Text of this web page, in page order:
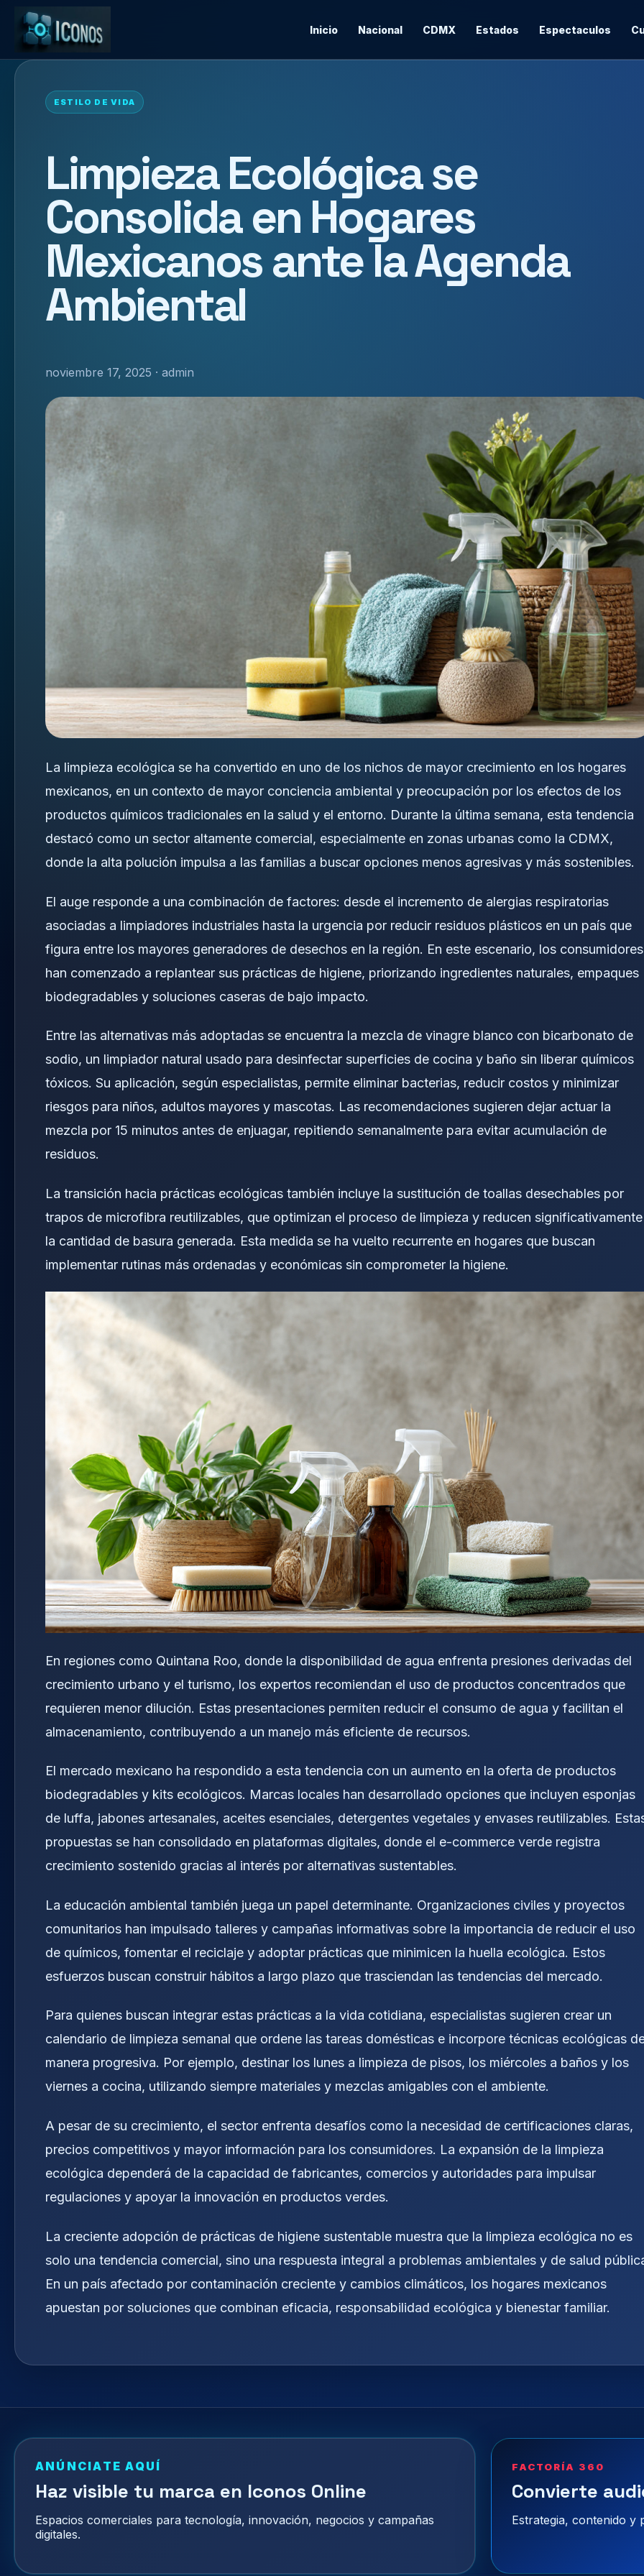
Inicio Nacional CDMX Estados Espectaculos
ESTILO DE VIDA
Limpieza Ecológica se
Consolida en Hogares
Mexicanos ante la Agenda
Ambiental
noviembre 17, 2025 · admin
La limpieza ecológica se ha convertido en uno de los nichos de mayor crecimiento en los hogares
mexicanos, en un contexto de mayor conciencia ambiental y preocupación por los efectos de los
productos químicos tradicionales en la salud y el entorno. Durante la última semana, esta tendencia
destacó como un sector altamente comercial, especialmente en zonas urbanas como la CDMX,
donde la alta polución impulsa a las familias a buscar opciones menos agresivas y más sostenibles.
El auge responde a una combinación de factores: desde el incremento de alergias respiratorias
asociadas a limpiadores industriales hasta la urgencia por reducir residuos plásticos en un país que
figura entre los mayores generadores de desechos en la región. En este escenario, los consumidores
han comenzado a replantear sus prácticas de higiene, priorizando ingredientes naturales, empaques
biodegradables y soluciones caseras de bajo impacto.
Entre las alternativas más adoptadas se encuentra la mezcla de vinagre blanco con bicarbonato de
sodio, un limpiador natural usado para desinfectar superficies de cocina y baño sin liberar químicos
tóxicos. Su aplicación, según especialistas, permite eliminar bacterias, reducir costos y minimizar
riesgos para niños, adultos mayores y mascotas. Las recomendaciones sugieren dejar actuar la
mezcla por 15 minutos antes de enjuagar, repitiendo semanalmente para evitar acumulación de
residuos.
La transición hacia prácticas ecológicas también incluye la sustitución de toallas desechables por
trapos de microfibra reutilizables, que optimizan el proceso de limpieza y reducen significativamente
la cantidad de basura generada. Esta medida se ha vuelto recurrente en hogares que buscan
implementar rutinas más ordenadas y económicas sin comprometer la higiene.
En regiones como Quintana Roo, donde la disponibilidad de agua enfrenta presiones derivadas del
crecimiento urbano y el turismo, los expertos recomiendan el uso de productos concentrados que
requieren menor dilución. Estas presentaciones permiten reducir el consumo de agua y facilitan el
almacenamiento, contribuyendo a un manejo más eficiente de recursos.
El mercado mexicano ha respondido a esta tendencia con un aumento en la oferta de productos
biodegradables y kits ecológicos. Marcas locales han desarrollado opciones que incluyen esponjas
de luffa, jabones artesanales, aceites esenciales, detergentes vegetales y envases reutilizables.
propuestas se han consolidado en plataformas digitales, donde el e-commerce verde registra
crecimiento sostenido gracias al interés por alternativas sustentables.
La educación ambiental también juega un papel determinante. Organizaciones civiles y proyectos
comunitarios han impulsado talleres y campañas informativas sobre la importancia de reducir el uso
de químicos, fomentar el reciclaje y adoptar prácticas que minimicen la huella ecológica. Estos
esfuerzos buscan construir hábitos a largo plazo que trasciendan las tendencias del mercado.
Para quienes buscan integrar estas prácticas a la vida cotidiana, especialistas sugieren crear un
calendario de limpieza semanal que ordene las tareas domésticas e incorpore técnicas ecológicas
manera progresiva. Por ejemplo, destinar los lunes a limpieza de pisos, los miércoles a baños y los
viernes a cocina, utilizando siempre materiales y mezclas amigables con el ambiente.
A pesar de su crecimiento, el sector enfrenta desafíos como la necesidad de certificaciones claras,
precios competitivos y mayor información para los consumidores. La expansión de la limpieza
ecológica dependerá de la capacidad de fabricantes, comercios y autoridades para impulsar
regulaciones y apoyar la innovación en productos verdes.
La creciente adopción de prácticas de higiene sustentable muestra que la limpieza ecológica no es
solo una tendencia comercial, sino una respuesta integral a problemas ambientales y de salud
En un país afectado por contaminación creciente y cambios climáticos, los hogares mexicanos
apuestan por soluciones que combinan eficacia, responsabilidad ecológica y bienestar familiar.
ANÚNCIATE AQUÍ
Haz visible tu marca en Iconos Online
Espacios comerciales para tecnología, innovación, negocios y campañas
digitales.
FACTORÍA 360
Convierte
Estrategia, contenido y